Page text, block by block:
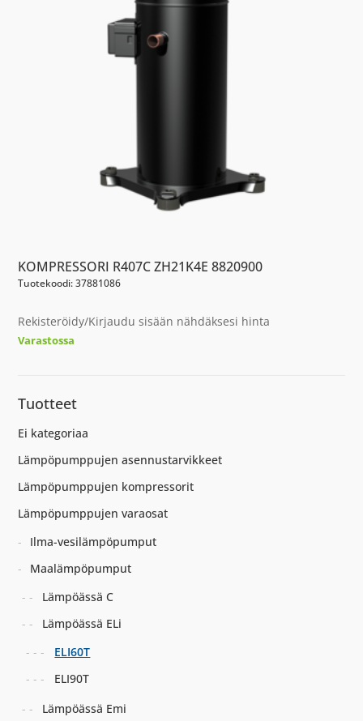
KOMPRESSORI R407C ZH21K4E 8820900
Tuotekoodi: 37881086
Rekisteröidy/Kirjaudu sisään nähdäksesi hinta
Varastossa
Tuotteet
Ei kategoriaa
Lämpöpumppujen asennustarvikkeet
Lämpöpumppujen kompressorit
Lämpöpumppujen varaosat
Ilma-vesilämpöpumput
Maalämpöpumput
Lämpöässä C
Lämpöässä ELi
ELI60T
ELI90T
Lämpöässä Emi